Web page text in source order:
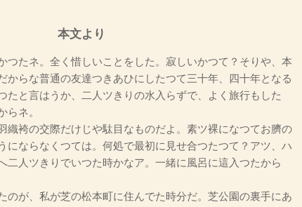
本文より
たネ。全く惜しいことをした。寂しいかつて？そりや、本
からな普通の友達つきあひにしたつて三十年、四十年となる
たと言はうか、二人ツきりの水入らずで、よく旅行もした
らネ。
袴の交際だけじや駄目なものだよ。素ツ裸になつてお臍の
にならなくつては。何処で最初に見せ合つたつて？アツ、ハ
人ツきりでいつた時かなア。一緒に風呂に這入つたから
が、私が芝の松本町に住んでた時分だ。芝公園の裏手にあ